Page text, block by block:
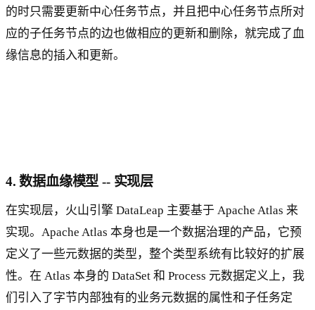
的时只需要更新中心任务节点，并且把中心任务节点所对
应的子任务节点的边也做相应的更新和删除，就完成了血
缘信息的插入和更新。
4. 数据血缘模型 -- 实现层
在实现层，火山引擎 DataLeap 主要基于 Apache Atlas 来
实现。Apache Atlas 本身也是一个数据治理的产品，它预
定义了一些元数据的类型，整个类型系统有比较好的扩展
性。在 Atlas 本身的 DataSet 和 Process 元数据定义上，我
们引入了字节内部独有的业务元数据的属性和子任务定